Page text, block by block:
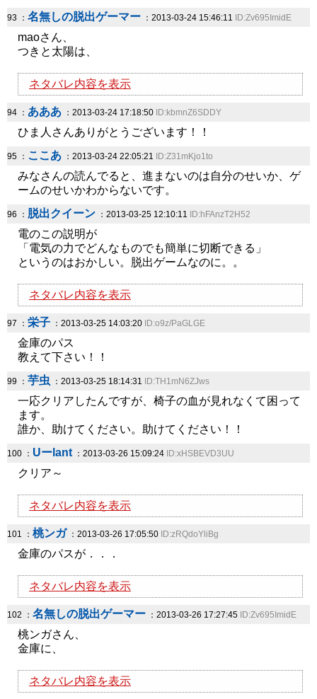
93 ： 名無しの脱出ゲーマー ：2013-03-24 15:46:11 ID:Zv695ImidE
maoさん、
つきと太陽は、
ネタバレ内容を表示
94 ： あああ ：2013-03-24 17:18:50 ID:kbmnZ6SDDY
ひま人さんありがとうございます！！
95 ： ここあ ：2013-03-24 22:05:21 ID:Z31mKjo1to
みなさんの読んでると、進まないのは自分のせいか、ゲ
ームのせいかわからないです。
96 ： 脱出クイーン ：2013-03-25 12:10:11 ID:hFAnzT2H52
電のこの説明が
「電気の力でどんなものでも簡単に切断できる」
というのはおかしい。脱出ゲームなのに。。
ネタバレ内容を表示
97 ： 栄子 ：2013-03-25 14:03:20 ID:o9z/PaGLGE
金庫のパス
教えて下さい！！
99 ： 芋虫 ：2013-03-25 18:14:31 ID:TH1mN6ZJws
一応クリアしたんですが、椅子の血が見れなくて困って
ます。
誰か、助けてください。助けてください！！
100 ： Uーlant：2013-03-26 15:09:24 ID:xHSBEVD3UU
クリア～
ネタバレ内容を表示
101 ： 桃ンガ ：2013-03-26 17:05:50 ID:zRQdoYliBg
金庫のパスが．．．
ネタバレ内容を表示
102 ： 名無しの脱出ゲーマー ：2013-03-26 17:27:45 ID:Zv695ImidE
桃ンガさん、
金庫に、
ネタバレ内容を表示